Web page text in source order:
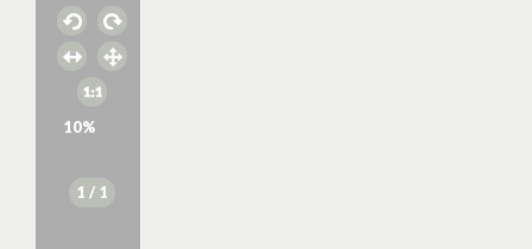
10%
1 / 1